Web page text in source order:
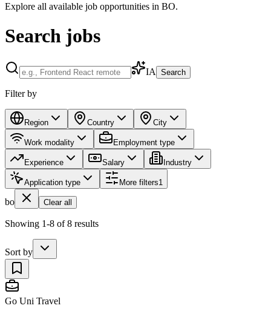
Explore all available job opportunities in BO.
Search jobs
IA Search
Filter by
Region Country City
Work modality Employment type
Experience Salary Industry
Application type More filters1
bo Clear all
Showing 1-8 of 8 results
Sort by
Go Uni Travel